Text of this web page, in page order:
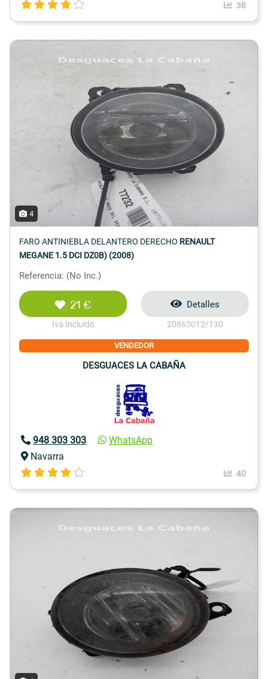
38
4
FARO ANTINIEBLA DELANTERO DERECHO RENAULT
MEGANE 1.5 DCI DZ0B) (2008)
Referencia: (No Inc.)
21 €
Iva Incluido
Detalles
20863012/130
VENDEDOR
DESGUACES LA CABAÑA
948 303 303
WhatsApp
Navarra
40